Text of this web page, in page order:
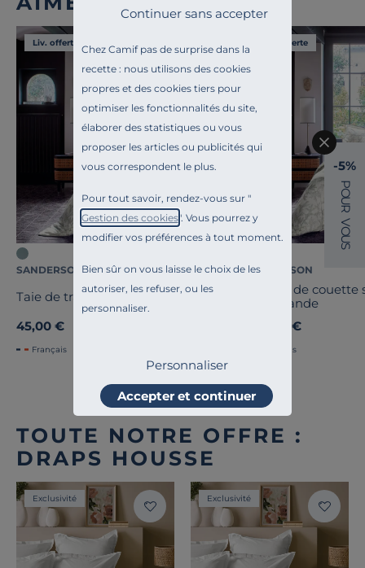
Chez Camif pas de surprise dans la
recette : nous utilisons des cookies
propres et des cookies tiers pour
optimiser les fonctionnalités du site,
élaborer des statistiques ou vous
proposer les articles ou publicités qui
vous correspondent le plus.
Pour tout savoir, rendez-vous sur "
Gestion des cookies". Vous pourrez y
modifier vos préférences à tout moment.
Bien sûr on vous laisse le choix de les
autoriser, les refuser, ou les
personnaliser.
Continuer sans accepter
Personnaliser
Accepter et continuer
Liv. offerte
SANDERSON
Taie de traversin satin Brocéliande
45,00 €
Français
Liv. offerte
SANDERSON
Housse de couette
Brocéliande
259,00 €
Français
TOUTE NOTRE OFFRE :
DRAPS HOUSSE
Exclusivité Exclusivité
-5%
P
O
U
R
V
O
U
S